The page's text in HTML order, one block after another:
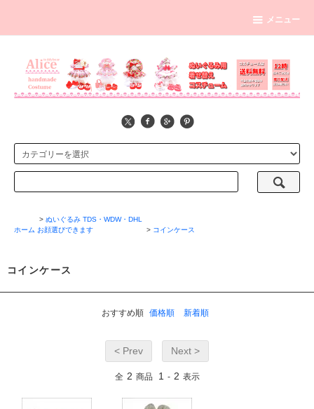
メニュー
ホーム
> ぬいぐるみ TDS・WDW・DHL
お顔選びできます
> コインケース
コインケース
おすすめ順 価格順 新着順
< Prev Next >
全 2 商品 1 - 2 表示